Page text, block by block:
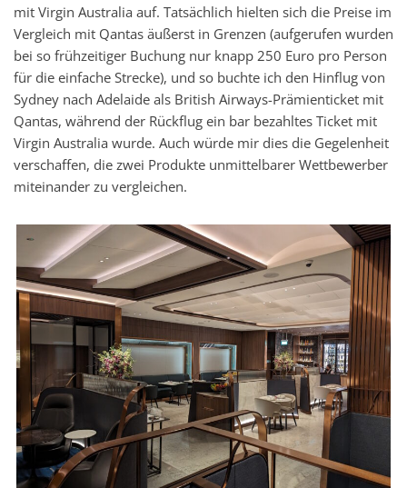
mit Virgin Australia auf. Tatsächlich hielten sich die Preise im
Vergleich mit Qantas äußerst in Grenzen (aufgerufen wurden
bei so frühzeitiger Buchung nur knapp 250 Euro pro Person
für die einfache Strecke), und so buchte ich den Hinflug von
Sydney nach Adelaide als British Airways-Prämienticket mit
Qantas, während der Rückflug ein bar bezahltes Ticket mit
Virgin Australia wurde. Auch würde mir dies die Gegelenheit
verschaffen, die zwei Produkte unmittelbarer Wettbewerber
miteinander zu vergleichen.